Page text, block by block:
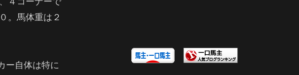
。馬体重は２
ー自体は特に